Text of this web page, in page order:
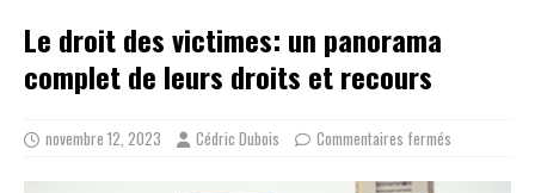
Le droit des victimes: un panorama
complet de leurs droits et recours
novembre 12, 2023 Cédric Dubois Commentaires fermés